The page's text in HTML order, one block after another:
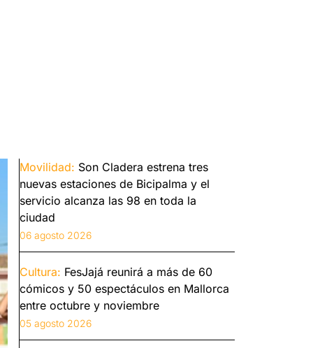
Movilidad: Son Cladera estrena tres
nuevas estaciones de Bicipalma y el
servicio alcanza las 98 en toda la
ciudad
06 agosto 2026
Cultura: FesJajá reunirá a más de 60
cómicos y 50 espectáculos en Mallorca
entre octubre y noviembre
05 agosto 2026